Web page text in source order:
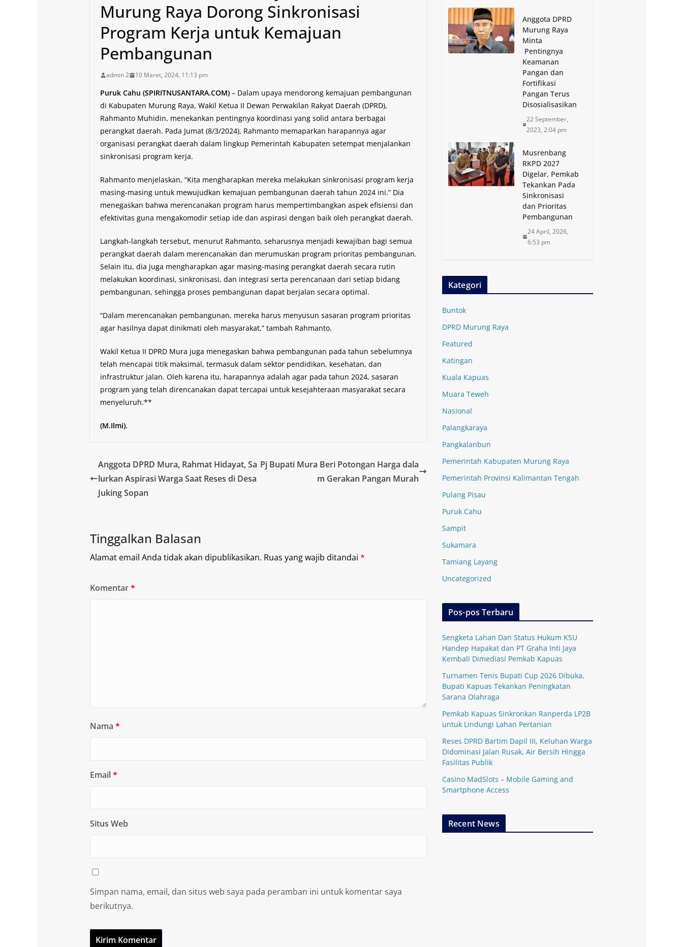
Murung Raya Dorong Sinkronisasi
Program Kerja untuk Kemajuan
Pembangunan
admin 2 10 Maret, 2024, 11:13 pm
Puruk Cahu (SPIRITNUSANTARA.COM) – Dalam upaya mendorong kemajuan pembangunan
di Kabupaten Murung Raya, Wakil Ketua II Dewan Perwakilan Rakyat Daerah (DPRD),
Rahmanto Muhidin, menekankan pentingnya koordinasi yang solid antara berbagai
perangkat daerah. Pada Jumat (8/3/2024), Rahmanto memaparkan harapannya agar
organisasi perangkat daerah dalam lingkup Pemerintah Kabupaten setempat menjalankan
sinkronisasi program kerja.
Rahmanto menjelaskan, “Kita mengharapkan mereka melakukan sinkronisasi program kerja
masing-masing untuk mewujudkan kemajuan pembangunan daerah tahun 2024 ini.” Dia
menegaskan bahwa merencanakan program harus mempertimbangkan aspek efisiensi dan
efektivitas guna mengakomodir setiap ide dan aspirasi dengan baik oleh perangkat daerah.
Langkah-langkah tersebut, menurut Rahmanto, seharusnya menjadi kewajiban bagi semua
perangkat daerah dalam merencanakan dan merumuskan program prioritas pembangunan.
Selain itu, dia juga mengharapkan agar masing-masing perangkat daerah secara rutin
melakukan koordinasi, sinkronisasi, dan integrasi serta perencanaan dari setiap bidang
pembangunan, sehingga proses pembangunan dapat berjalan secara optimal.
“Dalam merencanakan pembangunan, mereka harus menyusun sasaran program prioritas
agar hasilnya dapat dinikmati oleh masyarakat,” tambah Rahmanto.
Wakil Ketua II DPRD Mura juga menegaskan bahwa pembangunan pada tahun sebelumnya
telah mencapai titik maksimal, termasuk dalam sektor pendidikan, kesehatan, dan
infrastruktur jalan. Oleh karena itu, harapannya adalah agar pada tahun 2024, sasaran
program yang telah direncanakan dapat tercapai untuk kesejahteraan masyarakat secara
menyeluruh.**
(M.Ilmi).
Anggota DPRD Mura, Rahmat Hidayat, Sa
lurkan Aspirasi Warga Saat Reses di Desa
Juking Sopan
Pj Bupati Mura Beri Potongan Harga dala
m Gerakan Pangan Murah
Tinggalkan Balasan
Alamat email Anda tidak akan dipublikasikan. Ruas yang wajib ditandai *
Komentar*
Nama *
Email*
Situs Web
Simpan nama, email, dan situs web saya pada peramban ini untuk komentar saya
berikutnya.
Anggota DPRD
Murung Raya
Minta
Pentingnya
Keamanan
Pangan dan
Fortifikasi
Pangan Terus
Disosialisasikan
22 September,
2023, 2:04 pm
Musrenbang
RKPD 2027
Digelar, Pemkab
Tekankan Pada
Sinkronisasi
dan Prioritas
Pembangunan
24 April, 2026,
6:53 pm
Kategori
Buntok
DPRD Murung Raya
Featured
Katingan
Kuala Kapuas
Muara Teweh
Nasional
Palangkaraya
Pangkalanbun
Pemerintah Kabupaten Murung Raya
Pemerintah Provinsi Kalimantan Tengah
Pulang Pisau
Puruk Cahu
Sampit
Sukamara
Tamiang Layang
Uncategorized
Pos-pos Terbaru
Sengketa Lahan Dan Status Hukum KSU
Handep Hapakat dan PT Graha Inti Jaya
Kembali Dimediasi Pemkab Kapuas
Turnamen Tenis Bupati Cup 2026 Dibuka,
Bupati Kapuas Tekankan Peningkatan
Sarana Olahraga
Pemkab Kapuas Sinkronkan Ranperda LP2B
untuk Lindungi Lahan Pertanian
Reses DPRD Bartim Dapil III, Keluhan Warga
Didominasi Jalan Rusak, Air Bersih Hingga
Fasilitas Publik
Casino MadSlots – Mobile Gaming and
Smartphone Access
Recent News